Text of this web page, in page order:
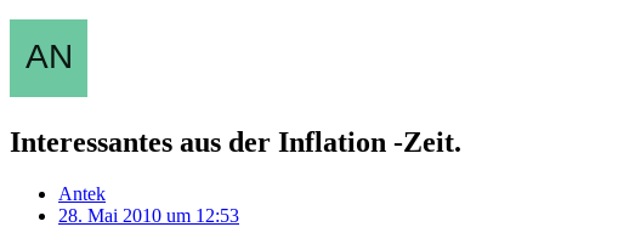
Interessantes aus der Inflation -Zeit.
Antek
28. Mai 2010 um 12:53